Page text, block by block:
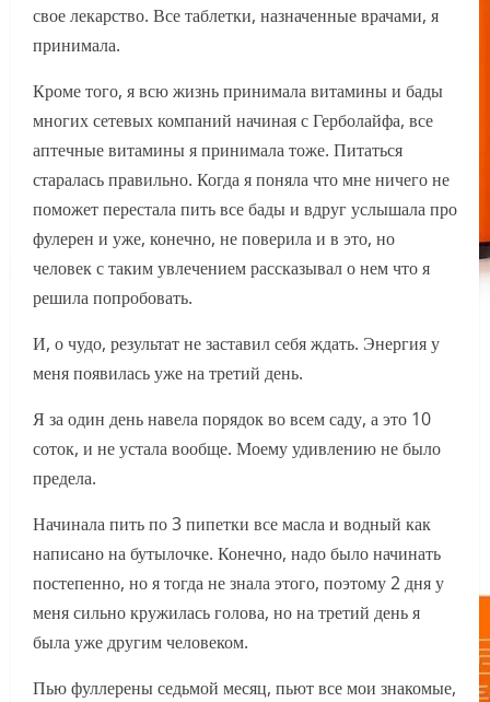
свое лекарство. Все таблетки, назначенные врачами, я
принимала.
Кроме того, я всю жизнь принимала витамины и бады
многих сетевых компаний начиная с Герболайфа, все
аптечные витамины я принимала тоже. Питаться
старалась правильно. Когда я поняла что мне ничего не
поможет перестала пить все бады и вдруг услышала про
фулерен и уже, конечно, не поверила и в это, но
человек с таким увлечением рассказывал о нем что я
решила попробовать.
И, о чудо, результат не заставил себя ждать. Энергия у
меня появилась уже на третий день.
Я за один день навела порядок во всем саду, а это 10
соток, и не устала вообще. Моему удивлению не было
предела.
Начинала пить по 3 пипетки все масла и водный как
написано на бутылочке. Конечно, надо было начинать
постепенно, но я тогда не знала этого, поэтому 2 дня у
меня сильно кружилась голова, но на третий день я
была уже другим человеком.
Пью фуллерены седьмой месяц, пьют все мои знакомые,